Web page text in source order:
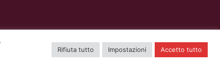
Rifiuta tutto Impostazioni Accetto tutto